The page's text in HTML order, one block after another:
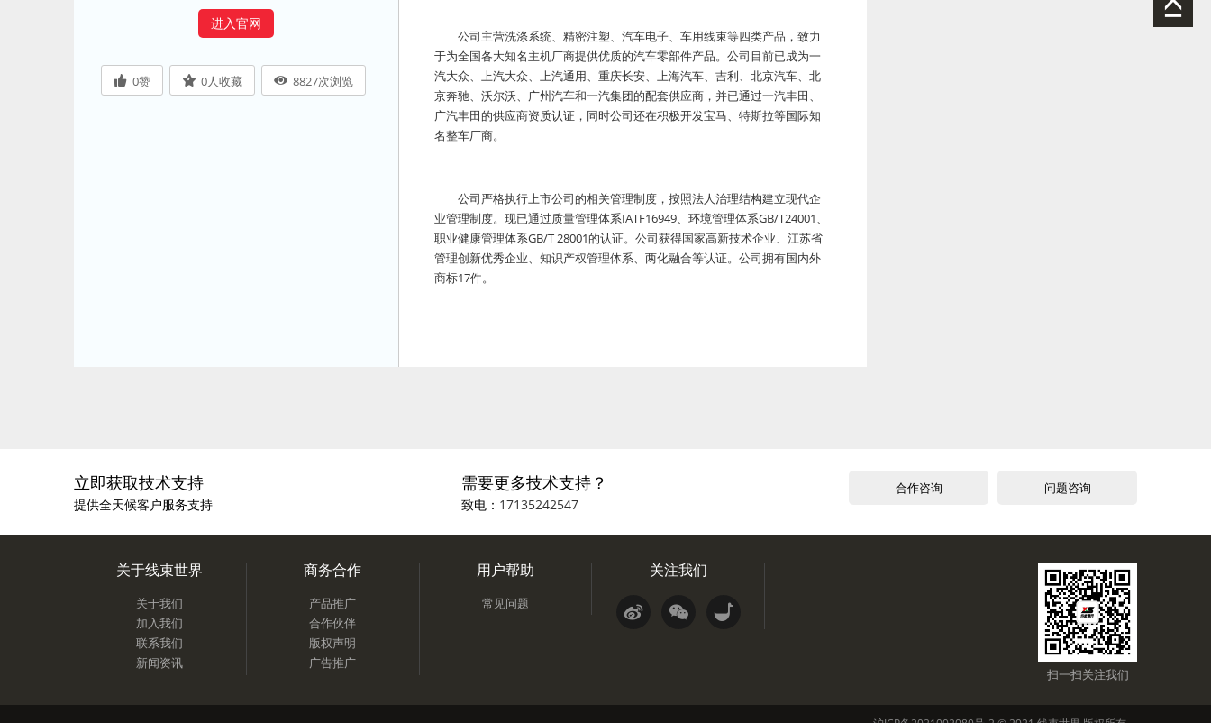
进入官网
0赞 0人收藏 8827次浏览
公司主营洗涤系统、精密注塑、汽车电子、车用线束等四类产品，致力
于为全国各大知名主机厂商提供优质的汽车零部件产品。公司目前已成为一
汽大众、上汽大众、上汽通用、重庆长安、上海汽车、吉利、北京汽车、北
京奔驰、沃尔沃、广州汽车和一汽集团的配套供应商，并已通过一汽丰田、
广汽丰田的供应商资质认证，同时公司还在积极开发宝马、特斯拉等国际知
名整车厂商。
公司严格执行上市公司的相关管理制度，按照法人治理结构建立现代企
业管理制度。现已通过质量管理体系IATF16949、环境管理体系GB/T24001、
职业健康管理体系GB/T 28001的认证。公司获得国家高新技术企业、江苏省
管理创新优秀企业、知识产权管理体系、两化融合等认证。公司拥有国内外
商标17件。
立即获取技术支持
提供全天候客户服务支持
需要更多技术支持？
致电： 17135242547
合作咨询 问题咨询
关于线束世界
关于我们
加入我们
联系我们
新闻资讯
商务合作
产品推广
合作伙伴
版权声明
广告推广
用户帮助
常见问题
关注我们
扫一扫关注我们